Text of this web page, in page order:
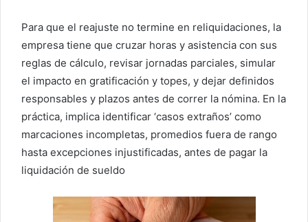
Para que el reajuste no termine en reliquidaciones, la
empresa tiene que cruzar horas y asistencia con sus
reglas de cálculo, revisar jornadas parciales, simular
el impacto en gratificación y topes, y dejar definidos
responsables y plazos antes de correr la nómina. En la
práctica, implica identificar ‘casos extraños’ como
marcaciones incompletas, promedios fuera de rango
hasta excepciones injustificadas, antes de pagar la
liquidación de sueldo